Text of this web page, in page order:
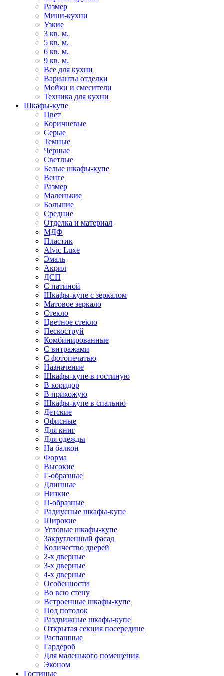
Размер
Мини-кухни
Узкие
3 кв. м.
5 кв. м.
6 кв. м.
9 кв. м.
Все для кухни
Варианты отделки
Мойки и смесители
Техника для кухни
Шкафы-купе
Цвет
Коричневые
Серые
Темные
Черные
Светлые
Белые шкафы-купе
Венге
Размер
Маленькие
Большие
Средние
Отделка и материал
МДФ
Пластик
Alvic Luxe
Эмаль
Акрил
ДСП
С патиной
Шкафы-купе с зеркалом
Матовое зеркало
Стекло
Цветное стекло
Пескоструй
Комбинированные
С витражами
С фотопечатью
Назначение
Шкафы-купе в гостиную
В коридор
В прихожую
Шкафы-купе в спальню
Детские
Офисные
Для книг
Для одежды
На балкон
Форма
Высокие
Г-образные
Длинные
Низкие
П-образные
Радиусные шкафы-купе
Широкие
Угловые шкафы-купе
Закругленный фасад
Количество дверей
2-х дверные
3-х дверные
4-х дверные
Особенности
Во всю стену
Встроенные шкафы-купе
Под потолок
Раздвижные шкафы-купе
Открытая секция посередине
Распашные
Гардероб
Для маленького помещения
Эконом
Гостиные